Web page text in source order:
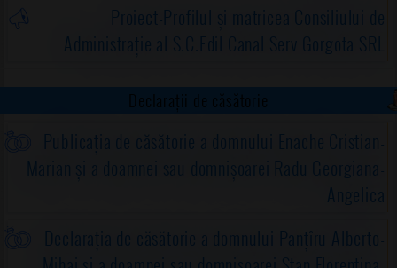
Proiect-Profilul și matricea Consiliului de
Administrație al S.C.Edil Canal Serv Gorgota SRL
Declarații de căsătorie
Publicația de căsătorie a domnului Enache Cristian-
Marian și a doamnei sau domnișoarei Radu Georgiana-
Angelica
Declarația de căsătorie a domnului Panțîru Alberto-